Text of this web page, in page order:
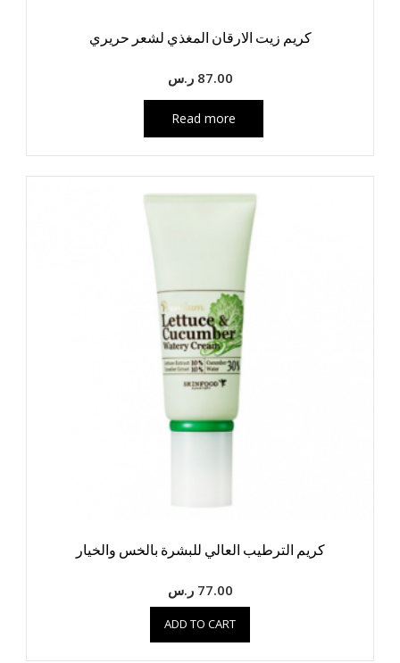
كريم زيت الارقان المغذي لشعر حريري
87.00 ر.س
Read more
كريم الترطيب العالي للبشرة بالخس والخيار
77.00 ر.س
ADD TO CART